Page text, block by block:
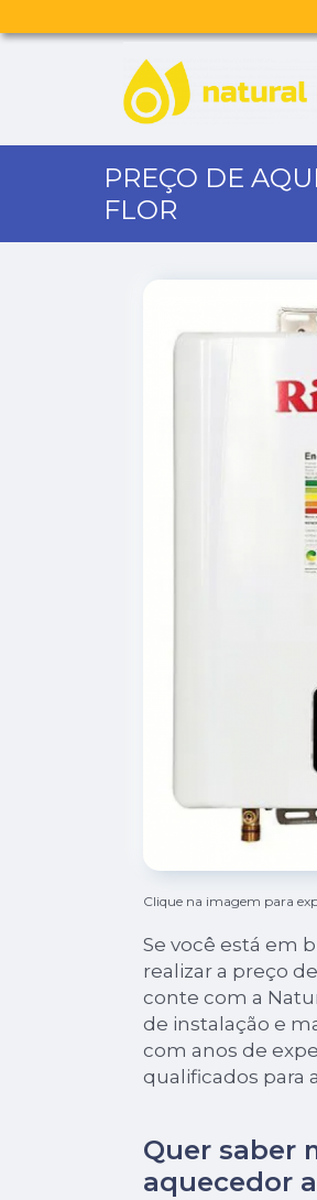
PREÇO DE
FLOR
Clique na imagem para
Se você está em
realizar a preço
conte com a
de instalação e
com anos de
qualificados para
Quer saber
aquecedor